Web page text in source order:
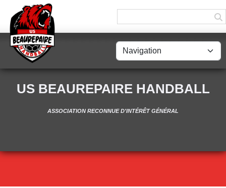
US BEAUREPAIRE HANDBALL
ASSOCIATION RECONNUE D'INTÉRÊT GÉNÉRAL
Panneau de gestion des cookies